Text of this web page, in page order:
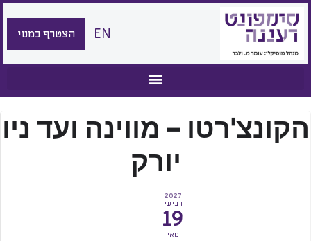
EN הצטרף כמנוי
הקונצ'רטו – מווינה ועד ניו
יורק
2027
רביעי
19
מאי